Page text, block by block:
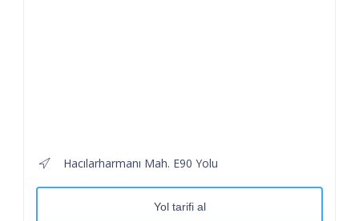
Hacılarharmanı Mah. E90 Yolu
Yol tarifi al